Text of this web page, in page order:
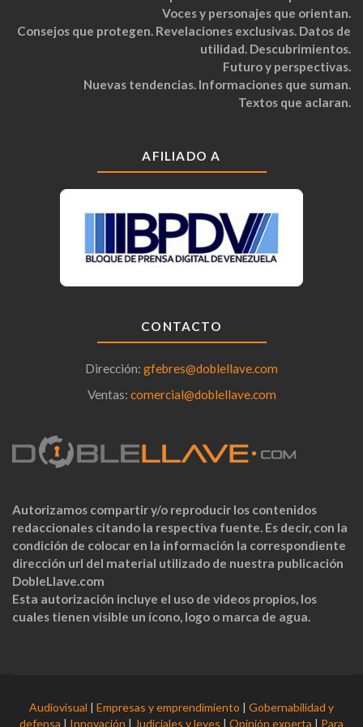
Voces y personajes que orientan.
Consejos que protegen. Revelaciones exclusivas. Datos de
utilidad. Descubrimientos.
Futuro y perspectivas.
Nuevas tendencias. Informaciones que suman.
Textos que aclaran.
AFILIADO A
CONTACTO
Dirección: gfebres@doblellave.com
Ventas: comercial@doblellave.com
Autorizamos compartir y/o reproducir los contenidos
redaccionales citando la respectiva fuente. Es decir, con la
condición de colocar en la información la correspondiente
dirección url del material utilizado de nuestra publicación
DobleLlave.com
Esta autorización incluye el uso de videos propios, los
cuales tienen visible un ícono, logo o marca de agua.
Audiovisual | Empresas y emprendimiento | Gobernabilidad y
defensa | Innovación | Judiciales y leyes | Opinión experta | Para